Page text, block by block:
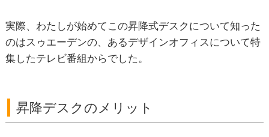
実際、わたしが始めてこの昇降式デスクについて知った
のはスゥエーデンの、あるデザインオフィスについて特
集したテレビ番組からでした。
昇降デスクのメリット